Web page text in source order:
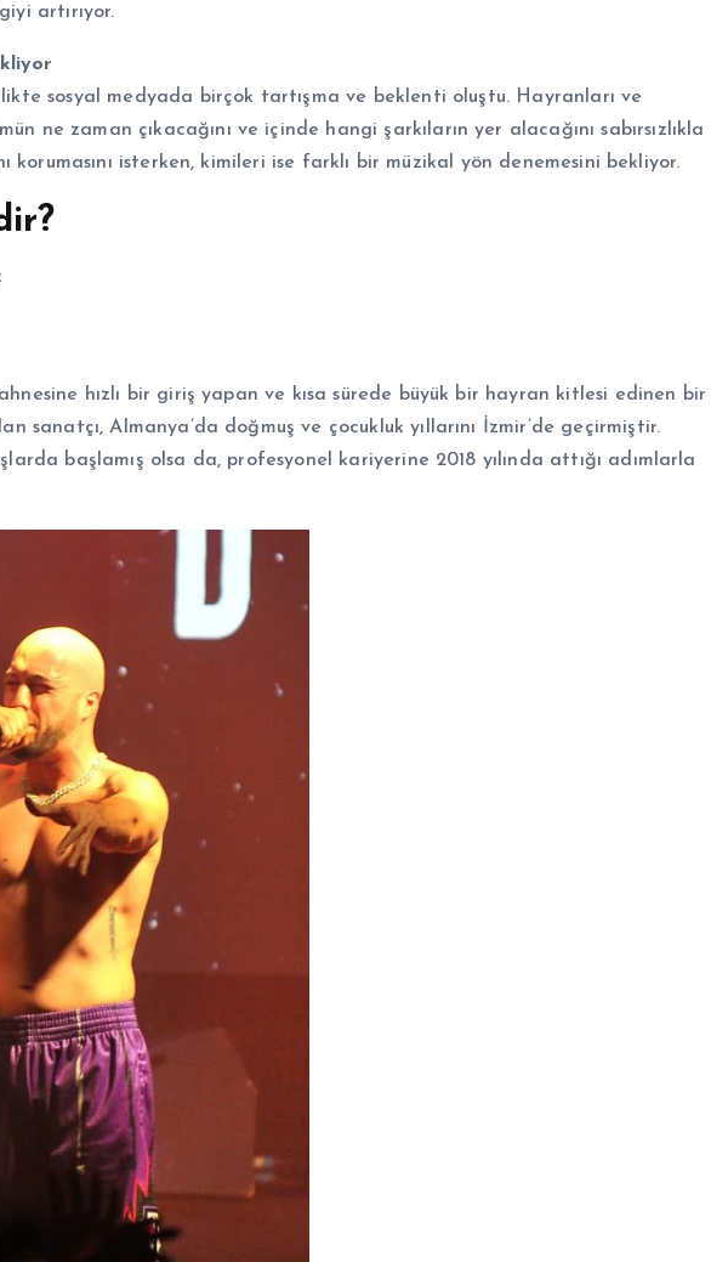
artırıyor.
sosyal medyada birçok tartışma ve beklenti oluştu. Hayranları ve
ne zaman çıkacağını ve içinde hangi şarkıların yer alacağını sabırsızlıkla
korumasını isterken, kimileri ise farklı bir müzikal yön denemesini bekliyor.
hızlı bir giriş yapan ve kısa sürede büyük bir hayran kitlesi edinen bir
sanatçı, Almanya’da doğmuş ve çocukluk yıllarını İzmir’de geçirmiştir.
başlamış olsa da, profesyonel kariyerine 2018 yılında attığı adımlarla